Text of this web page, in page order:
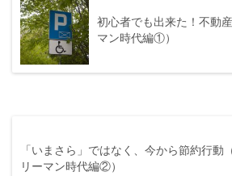
初心者でも出来た！不動
マン時代編①）
「いまさら」ではなく、今から節約行動
リーマン時代編②）